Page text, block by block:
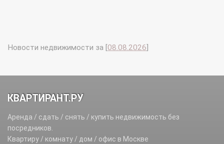
Новости недвижимости за [ 08.08.2026
КВАРТИРАНТ.РУ
Аренда / сдать / снять / купить недвижимость без
посредников.
Квартиру / комнату / дом / офис в Москве